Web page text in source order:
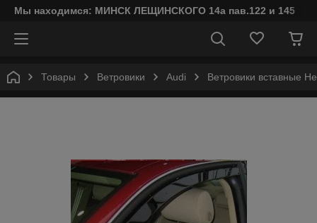
Мы находимся: МИНСК ЛЕЩИНСКОГО 14а пав.122 и 145
Товары Ветровики Audi Ветровики вставные